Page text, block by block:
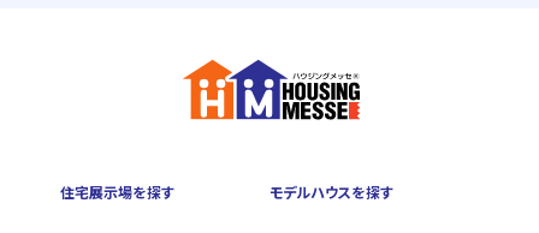
住宅展示場を探す モデルハウスを探す